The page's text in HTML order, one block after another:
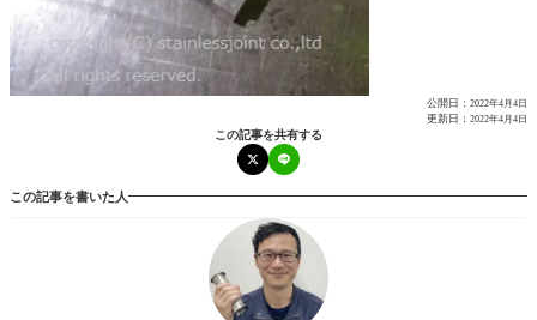
公開日： 2022年4月4日
更新日： 2022年4月4日
この記事を共有する
この記事を書いた人